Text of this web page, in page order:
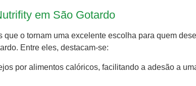
em São Gotardo
o tornam uma excelente escolha para quem
Entre eles, destacam-se:
por alimentos calóricos, facilitando a adesão a